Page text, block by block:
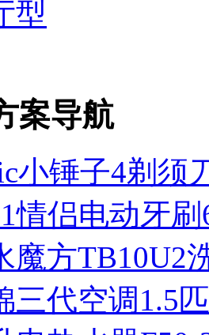
型
案导航
小锤子4剃须
情侣电动牙刷
魔方TB10U2
三代空调1.5匹